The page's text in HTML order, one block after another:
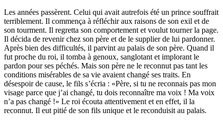
Les années passèrent. Celui qui avait autrefois été un prince souffrait
terriblement. Il commença à réfléchir aux raisons de son exil et de
son tourment. Il regretta son comportement et voulut tourner la page.
Il décida de revenir chez son père et de le supplier de lui pardonner.
Après bien des difficultés, il parvint au palais de son père. Quand il
fut proche du roi, il tomba à genoux, sanglotant et implorant le
pardon pour ses péchés. Mais son père ne le reconnut pas tant les
conditions misérables de sa vie avaient changé ses traits. En
désespoir de cause, le fils s’écria : «Père, si tu ne reconnais pas mon
visage parce que j’ai changé, tu dois reconnaître ma voix ! Ma voix
n’a pas changé !» Le roi écouta attentivement et en effet, il la
reconnut. Il eut pitié de son fils unique et le reconduisit au palais.